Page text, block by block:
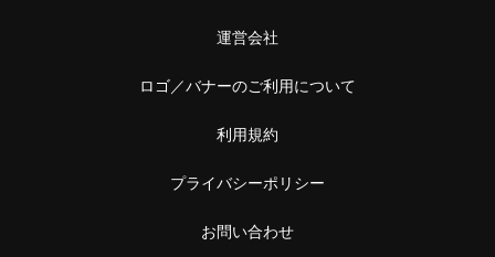
運営会社
ロゴ／バナーのご利用について
利用規約
プライバシーポリシー
お問い合わせ